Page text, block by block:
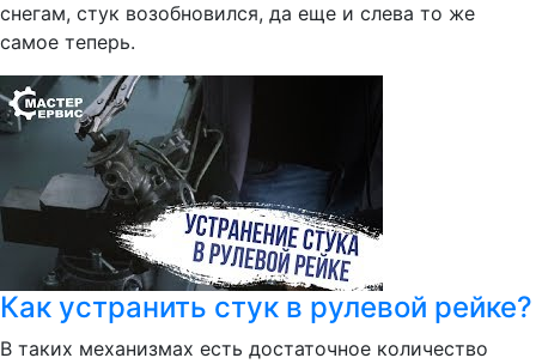
снегам, стук возобновился, да еще и слева то же
самое теперь.
Как устранить стук в рулевой рейке?
В таких механизмах есть достаточное количество